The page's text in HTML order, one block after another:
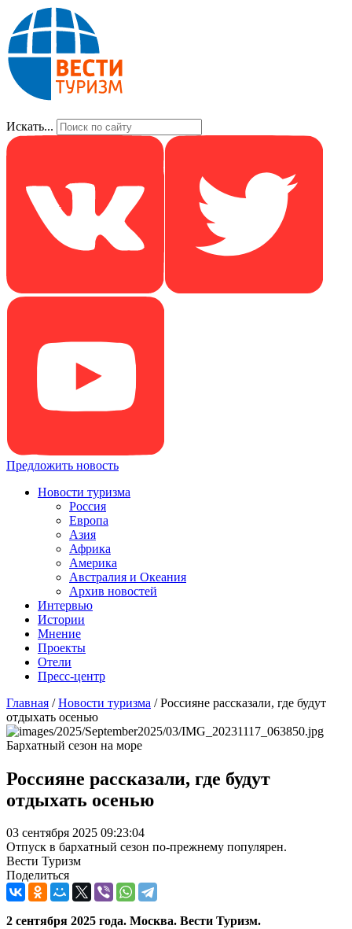
Искать...
Предложить новость
Новости туризма
Россия
Европа
Азия
Африка
Америка
Австралия и Океания
Архив новостей
Интервью
Истории
Мнение
Проекты
Отели
Пресс-центр
Главная /Новости туризма /Россияне рассказали, где будут
отдыхать осенью
Бархатный сезон на море
Россияне рассказали, где будут
отдыхать осенью
03 сентября 2025 09:23:04
Отпуск в бархатный сезон по-прежнему популярен.
Вести Туризм
Поделиться
2 сентября 2025 года. Москва. Вести Туризм.